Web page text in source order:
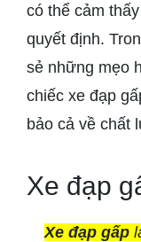
có thể cảm
quyết định.
sẻ những mẹo
chiếc xe đạp
bảo cả về chất
Xe đạp
Xe đạp gấp